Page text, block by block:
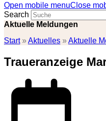
Open mobile menuClose
Search
Aktuelle Meldungen
Start»Aktuelles »Aktuelle
Traueranzeige